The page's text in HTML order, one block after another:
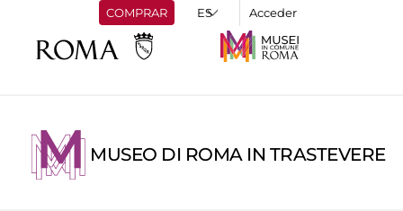
COMPRAR Acceder
MUSEO DI ROMA IN TRASTEVERE